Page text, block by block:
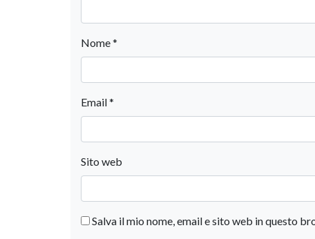
Nome*
Email*
Sito web
Salva il mio nome, email e sito web in questo